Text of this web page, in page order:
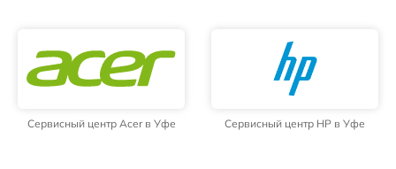
Сервисный центр Acer в Уфе Сервисный центр HP в Уфе